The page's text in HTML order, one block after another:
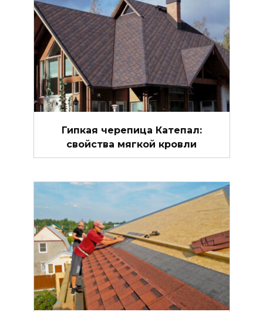
Гипкая черепица Катепал:
свойства мягкой кровли